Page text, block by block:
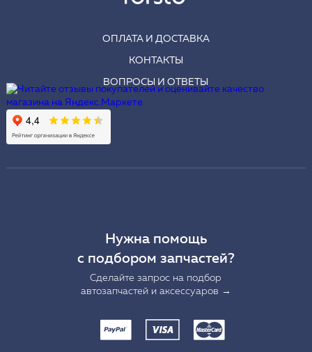
ОПЛАТА И ДОСТАВКА
КОНТАКТЫ
ВОПРОСЫ И ОТВЕТЫ
Нужна помощь
с подбором запчастей?
Сделайте запрос на подбор
автозапчастей и аксессуаров →